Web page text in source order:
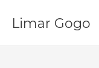
Limar Gogo